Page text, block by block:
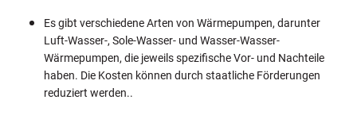
Es gibt verschiedene Arten von Wärmepumpen, darunter
Luft-Wasser-, Sole-Wasser- und Wasser-Wasser-
Wärmepumpen, die jeweils spezifische Vor- und Nachteile
haben. Die Kosten können durch staatliche Förderungen
reduziert werden..